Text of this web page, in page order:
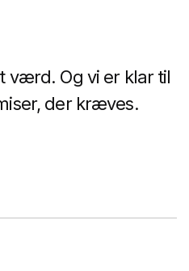
værd. Og vi er klar til
der kræves.